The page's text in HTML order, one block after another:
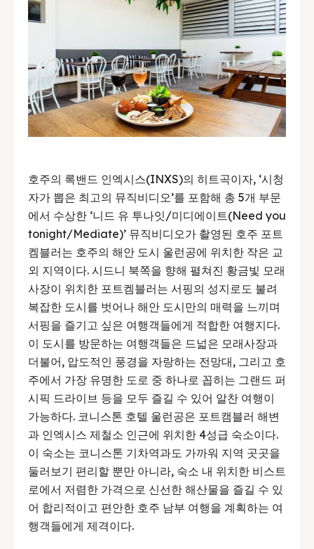
호주의 록밴드 인엑시스(INXS)의 히트곡이자, ‘시청
자가 뽑은 최고의 뮤직비디오’를 포함해 총 5개 부문
에서 수상한 ‘니드 유 투나잇/미디에이트(Need you
tonight/Mediate)’ 뮤직비디오가 촬영된 호주 포트
켐블러는 호주의 해안 도시 울런공에 위치한 작은 교
외 지역이다. 시드니 북쪽을 향해 펼쳐진 황금빛 모래
사장이 위치한 포트켐블러는 서핑의 성지로도 불려
복잡한 도시를 벗어나 해안 도시만의 매력을 느끼며
서핑을 즐기고 싶은 여행객들에게 적합한 여행지다.
이 도시를 방문하는 여행객들은 드넓은 모래사장과
더불어, 압도적인 풍경을 자랑하는 전망대, 그리고 호
주에서 가장 유명한 도로 중 하나로 꼽히는 그랜드 퍼
시픽 드라이브 등을 모두 즐길 수 있어 알찬 여행이
가능하다. 코니스톤 호텔 울런공은 포트캠블러 해변
과 인엑시스 제철소 인근에 위치한 4성급 숙소이다.
이 숙소는 코니스톤 기차역과도 가까워 지역 곳곳을
둘러보기 편리할 뿐만 아니라, 숙소 내 위치한 비스트
로에서 저렴한 가격으로 신선한 해산물을 즐길 수 있
어 합리적이고 편안한 호주 남부 여행을 계획하는 여
행객들에게 제격이다.